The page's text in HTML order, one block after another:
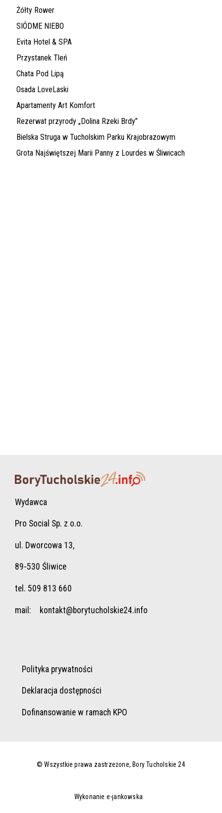
Żółty Rower
SIÓDME NIEBO
Evita Hotel & SPA
Przystanek Tleń
Chata Pod Lipą
Osada LoveLaski
Apartamenty Art Komfort
Rezerwat przyrody „Dolina Rzeki Brdy”
Bielska Struga w Tucholskim Parku Krajobrazowym
Grota Najświętszej Marii Panny z Lourdes w Śliwicach
Wydawca
Pro Social Sp. z o.o.
ul. Dworcowa 13,
89-530 Śliwice
tel. 509 813 660
mail: kontakt@borytucholskie24.info
Polityka prywatności
Deklaracja dostępności
Dofinansowanie w ramach KPO
© Wszystkie prawa zastrzeżone, Bory Tucholskie 24
Wykonanie e-jankowska